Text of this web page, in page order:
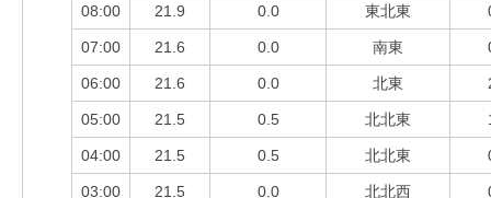
08:00 21.9 0.0 東北東
07:00 21.6 0.0 南東
06:00 21.6 0.0 北東
05:00 21.5 0.5 北北東
04:00 21.5 0.5 北北東
03:00 21.5 0.0 北北西